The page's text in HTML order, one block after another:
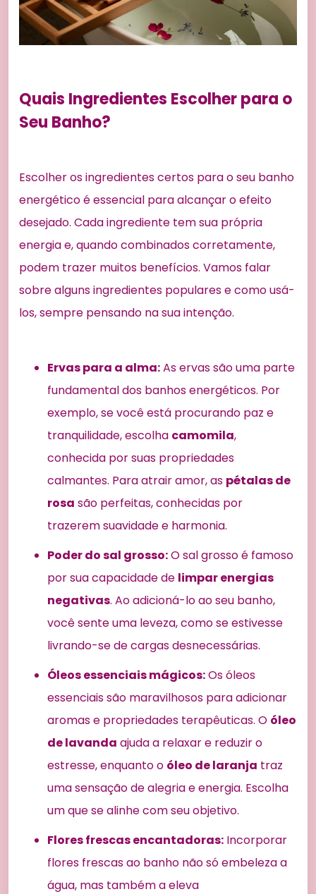
Quais Ingredientes Escolher para o
Seu Banho?
Escolher os ingredientes certos para o seu banho
energético é essencial para alcançar o efeito
desejado. Cada ingrediente tem sua própria
energia e, quando combinados corretamente,
podem trazer muitos benefícios. Vamos falar
sobre alguns ingredientes populares e como usá-
los, sempre pensando na sua intenção.
Ervas para a alma:As ervas são uma parte
fundamental dos banhos energéticos. Por
exemplo, se você está procurando paz e
tranquilidade, escolha camomila,
conhecida por suas propriedades
calmantes. Para atrair amor, as pétalas de
rosa são perfeitas, conhecidas por
trazerem suavidade e harmonia.
Poder do sal grosso:O sal grosso é famoso
por sua capacidade de limpar energias
negativas. Ao adicioná-lo ao seu banho,
você sente uma leveza, como se estivesse
livrando-se de cargas desnecessárias.
Óleos essenciais mágicos:Os óleos
essenciais são maravilhosos para adicionar
aromas e propriedades terapêuticas. O óleo
de lavanda ajuda a relaxar e reduzir o
estresse, enquanto o óleo de laranja traz
uma sensação de alegria e energia. Escolha
um que se alinhe com seu objetivo.
Flores frescas encantadoras: Incorporar
flores frescas ao banho não só embeleza a
água, mas também a eleva